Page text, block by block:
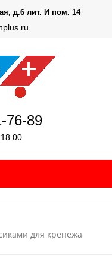
д.6 лит. И пом. 14
76-89
для крепежа